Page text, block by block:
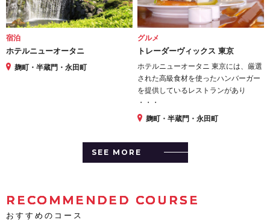
宿泊
ホテルニューオータニ
麹町・半蔵門・永田町
グルメ
トレーダーヴィックス 東京
ホテルニューオータニ 東京には、厳選
された高級食材を使ったハンバーガー
を提供しているレストランがあり
・・・
麹町・半蔵門・永田町
SEE MORE
RECOMMENDED COURSE
おすすめのコース